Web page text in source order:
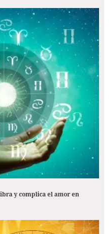
y complica el amor en